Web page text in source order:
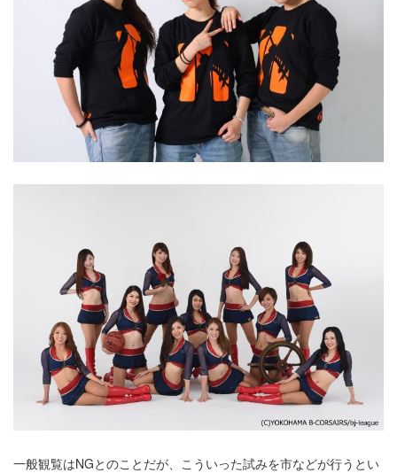
一般観覧はNGとのことだが、こういった試みを市などが行うとい